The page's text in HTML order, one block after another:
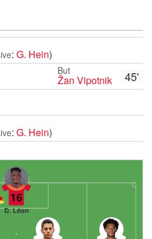
: G. Hein)
45'
But
Žan Vipotnik
: G. Hein)
16
D. Léon